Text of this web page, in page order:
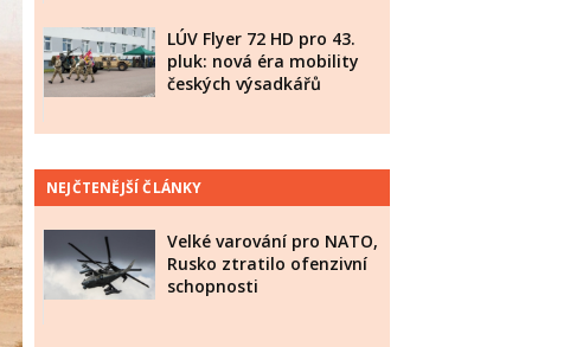
LÚV Flyer 72 HD pro 43.
pluk: nová éra mobility
českých výsadkářů
NEJČTENĚJŠÍ ČLÁNKY
Velké varování pro NATO,
Rusko ztratilo ofenzivní
schopnosti